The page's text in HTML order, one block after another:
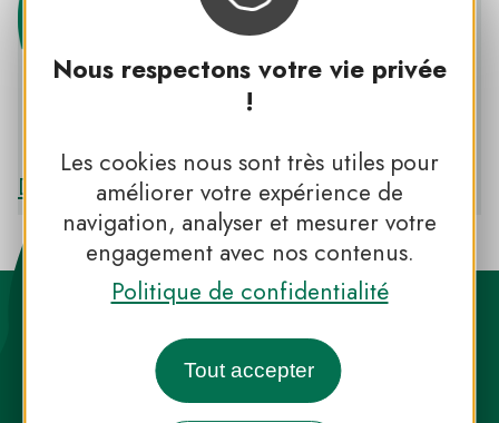
Nous respectons votre vie privée
!
Les cookies nous sont très utiles pour
améliorer votre expérience de
navigation, analyser et mesurer votre
engagement avec nos contenus.
Politique de confidentialité
Tout accepter
Découvrir le PNR DU VERDON